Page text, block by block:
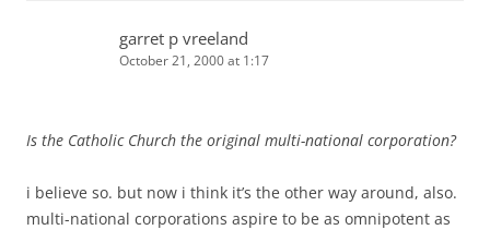
garret p vreeland
October 21, 2000 at 1:17
Is the Catholic Church the original multi-national corporation?
i believe so. but now i think it’s the other way around, also.
multi-national corporations aspire to be as omnipotent as